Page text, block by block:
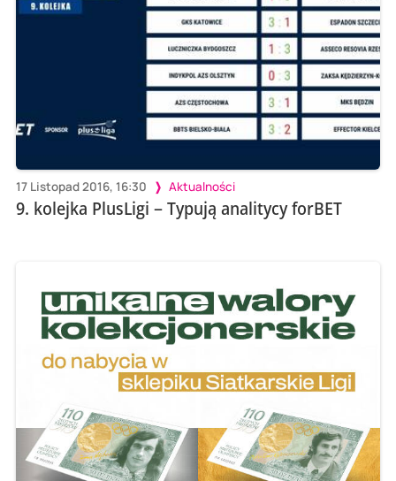
17 Listopad 2016, 16:30 Aktualności
9. kolejka PlusLigi – Typują analitycy forBET